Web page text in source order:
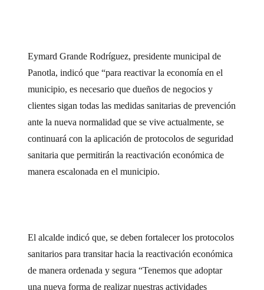
Eymard Grande Rodríguez, presidente municipal de
Panotla, indicó que “para reactivar la economía en el
municipio, es necesario que dueños de negocios y
clientes sigan todas las medidas sanitarias de prevención
ante la nueva normalidad que se vive actualmente, se
continuará con la aplicación de protocolos de seguridad
sanitaria que permitirán la reactivación económica de
manera escalonada en el municipio.
El alcalde indicó que, se deben fortalecer los protocolos
sanitarios para transitar hacia la reactivación económica
de manera ordenada y segura “Tenemos que adoptar
una nueva forma de realizar nuestras actividades